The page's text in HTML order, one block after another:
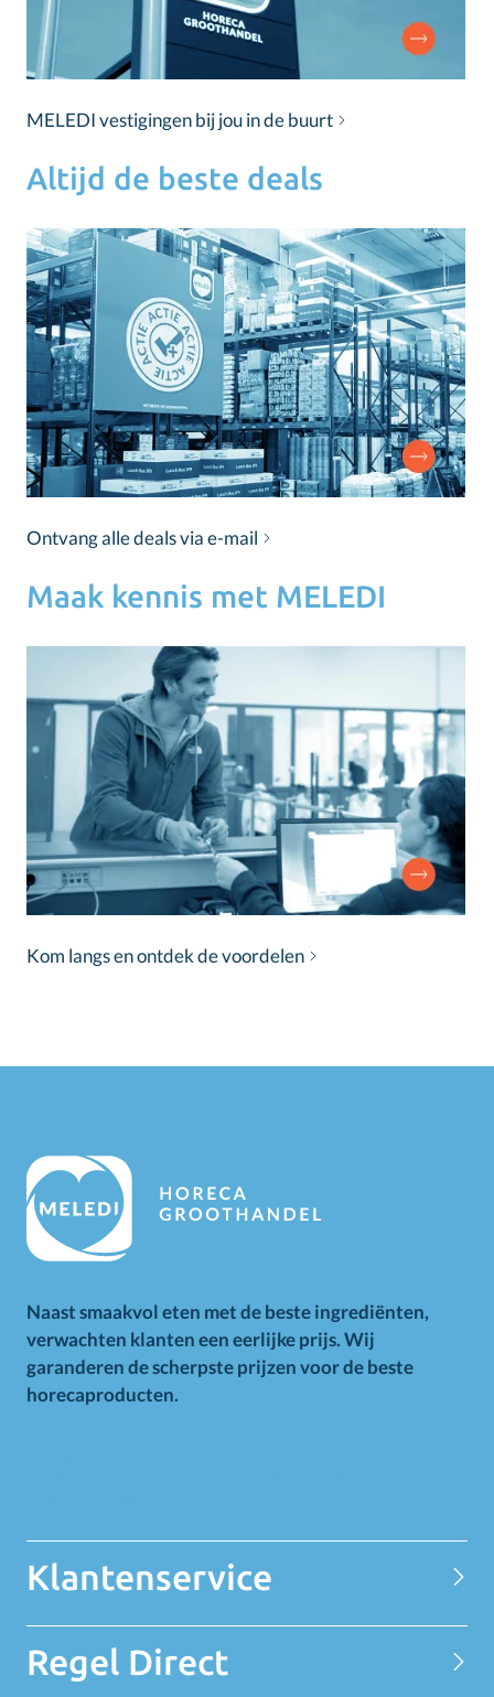
MELEDI vestigingen bij jou in de buurt
Altijd de beste deals
Ontvang alle deals via e-mail
Maak kennis met MELEDI
Kom langs en ontdek de voordelen
Naast smaakvol eten met de beste ingrediënten,
verwachten klanten een eerlijke prijs. Wij
garanderen de scherpste prijzen voor de beste
horecaproducten.
Klantenservice
Contact
Privacy Statement
Regel Direct